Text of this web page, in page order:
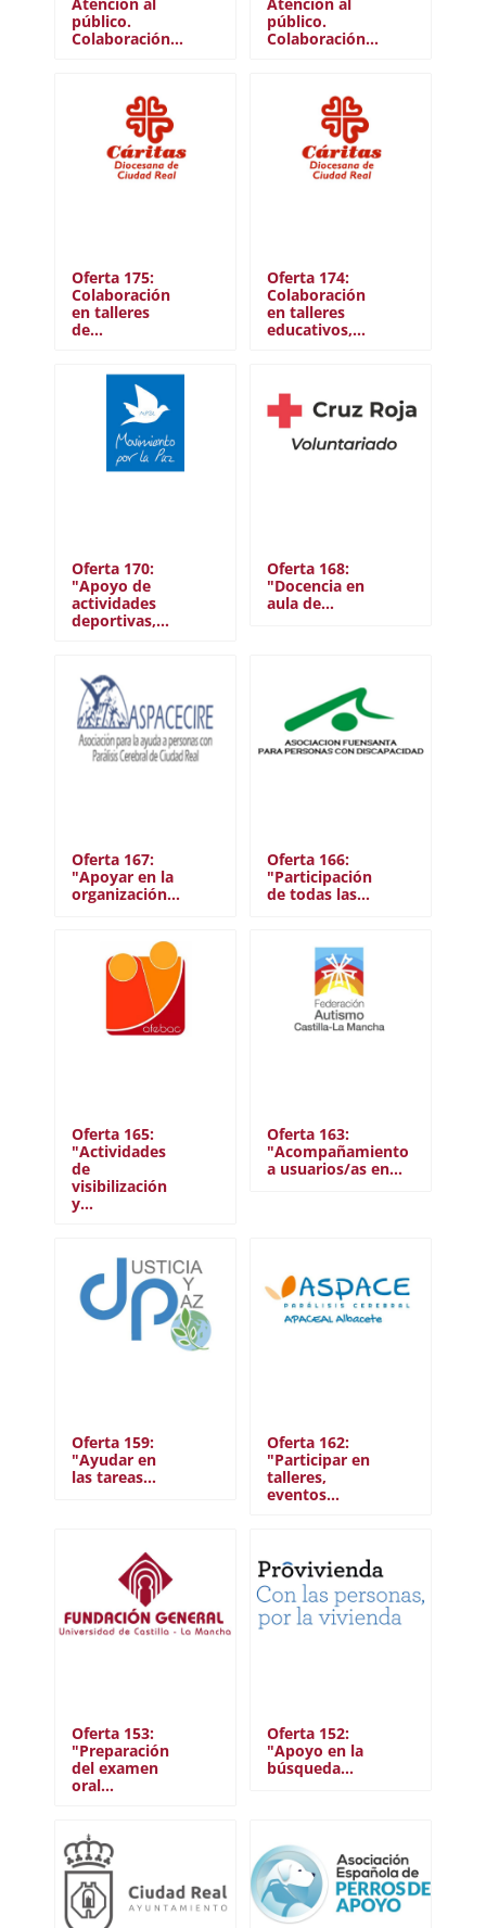
público.
Colaboración…
público.
Colaboración…
Oferta 175:
Colaboración
en talleres
de…
Oferta 174:
Colaboración
en talleres
educativos,…
Oferta 170:
"Apoyo de
actividades
deportivas,…
Oferta 168:
"Docencia en
aula de…
Oferta 167:
"Apoyar en la
organización…
Oferta 166:
"Participación
de todas las…
Oferta 165:
"Actividades
de
visibilización
y…
Oferta 163:
"Acompañamiento
a usuarios/as en…
Oferta 159:
"Ayudar en
las tareas…
Oferta 162:
"Participar en
talleres,
eventos…
Oferta 153:
"Preparación
del examen
oral…
Oferta 152:
"Apoyo en la
búsqueda…